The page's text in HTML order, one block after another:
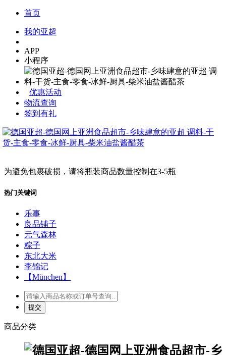
首页
我的亚超
APP
小程序
优惠活动
物流查询
签到有礼
为避免包裹破损，请将瓶装商品数量控制在3-5瓶
热门关键词
乐事
良品铺子
元气森林
粽子
东北大米
李锦记
【München】
商品分类